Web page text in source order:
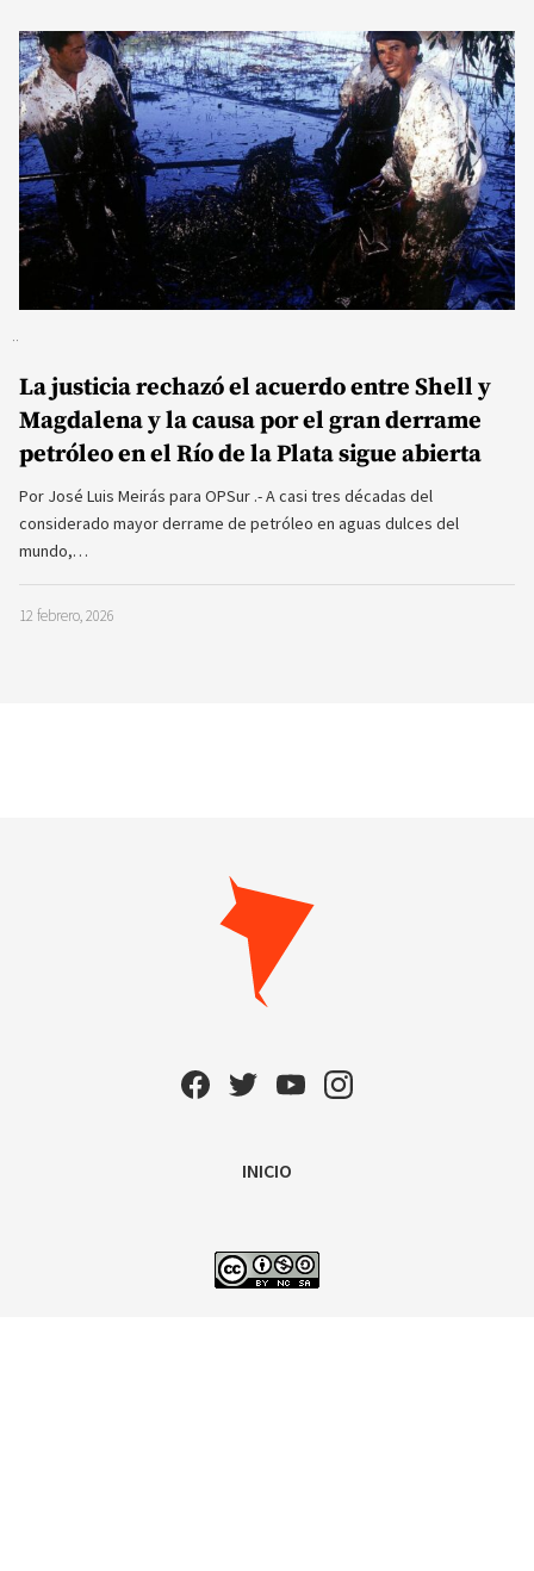
La justicia rechazó el acuerdo entre Shell y
Magdalena y la causa por el gran derrame
petróleo en el Río de la Plata sigue abierta
Por José Luis Meirás para OPSur .- A casi tres décadas del
considerado mayor derrame de petróleo en aguas dulces del
mundo,…
12 febrero, 2026
INICIO